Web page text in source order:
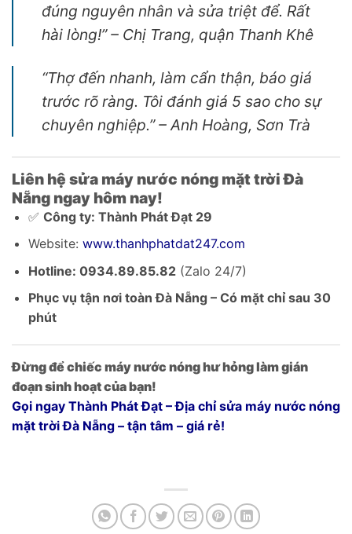
đúng nguyên nhân và sửa triệt để. Rất
hài lòng!” – Chị Trang, quận Thanh Khê
“Thợ đến nhanh, làm cẩn thận, báo giá
trước rõ ràng. Tôi đánh giá 5 sao cho sự
chuyên nghiệp.” – Anh Hoàng, Sơn Trà
Liên hệ sửa máy nước nóng mặt trời Đà
Nẵng ngay hôm nay!
✅ Công ty: Thành Phát Đạt 29
Website: www.thanhphatdat247.com
Hotline: 0934.89.85.82(Zalo 24/7)
Phục vụ tận nơi toàn Đà Nẵng – Có mặt chỉ sau 30
phút
Đừng để chiếc máy nước nóng hư hỏng làm gián
đoạn sinh hoạt của bạn!
Gọi ngay Thành Phát Đạt – Địa chỉ sửa máy nước nóng
mặt trời Đà Nẵng – tận tâm – giá rẻ!